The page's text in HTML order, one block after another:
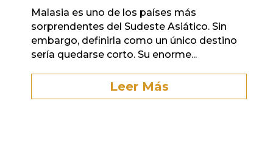
Malasia es uno de los países más
sorprendentes del Sudeste Asiático. Sin
embargo, definirla como un único destino
sería quedarse corto. Su enorme...
Leer Más